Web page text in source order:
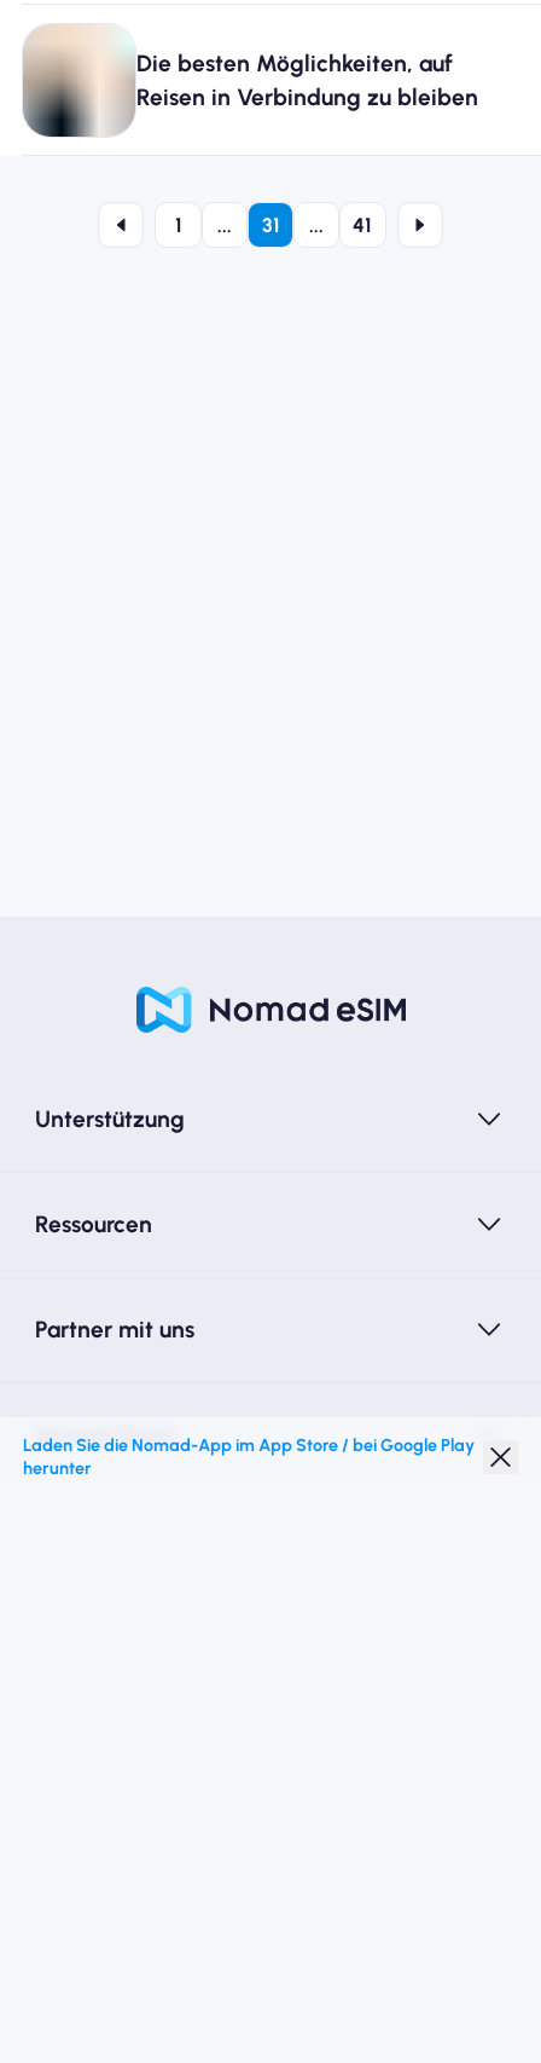
Die besten Möglichkeiten, auf
Reisen in Verbindung zu bleiben
1 ... 31 ... 41
Unterstützung
Ressourcen
Partner mit uns
Nomad Essim
Laden Sie die Nomad-App im App Store / bei Google Play
herunter